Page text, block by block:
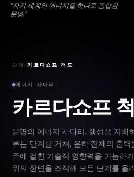
“자기 세계의 에너지를 하나로 통합한
문명.”
단계 › 카르다쇼프 척도
에너지 사다리
카르다쇼프
문명의 에너지 사다리. 행성을 지배
루는 단계를 거쳐, 은하 전체의 출
주에 걸친 기술적 영향력을 가늠하
위의 장면을 조작해 모든 단계를 올